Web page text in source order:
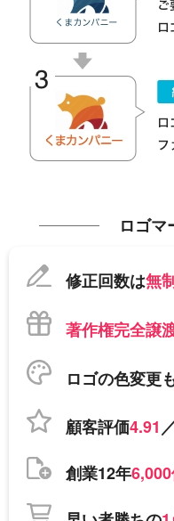
ロゴマ
修正回数は無
著作権完全譲
ロゴの色変更
顧客評価4.91
創業12年